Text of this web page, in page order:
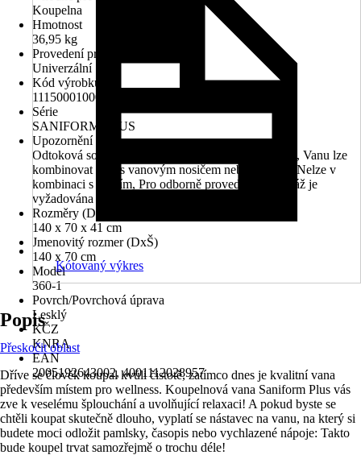
Koupelna
Hmotnost
36,95 kg
Provedení pro rohovou montáž
Univerzální
Kód výrobku
111500010001
Série
SANIFORM PLUS
Upozornění
Odtoková souprava a nohy nejsou součástí dodávky, Vanu lze
kombinovat buď s vanovým nosičem nebo nohami. Nelze v
kombinaci s obojím, Pro odborně provedenou montáž je
vyžadována sada těsnění
Rozměry (DxŠxV)
140 x 70 x 41 cm
Jmenovitý rozmer (DxŠ)
140 x 70 cm
Model
360-1
Povrch/Povrchová úprava
Lesklý
KČZ
KNRA
EAN
2005192643002, 4001112028957
Kótovaný výkres
Popis
Přeskočit oblast
Dříve se člověk koupal kvůli čistotě, zatímco dnes je kvalitní vana
především místem pro wellness. Koupelnová vana Saniform Plus vás
zve k veselému šplouchání a uvolňující relaxaci! A pokud byste se
chtěli koupat skutečně dlouho, vyplatí se nástavec na vanu, na který si
budete moci odložit pamlsky, časopis nebo vychlazené nápoje: Takto
bude koupel trvat samozřejmě o trochu déle!